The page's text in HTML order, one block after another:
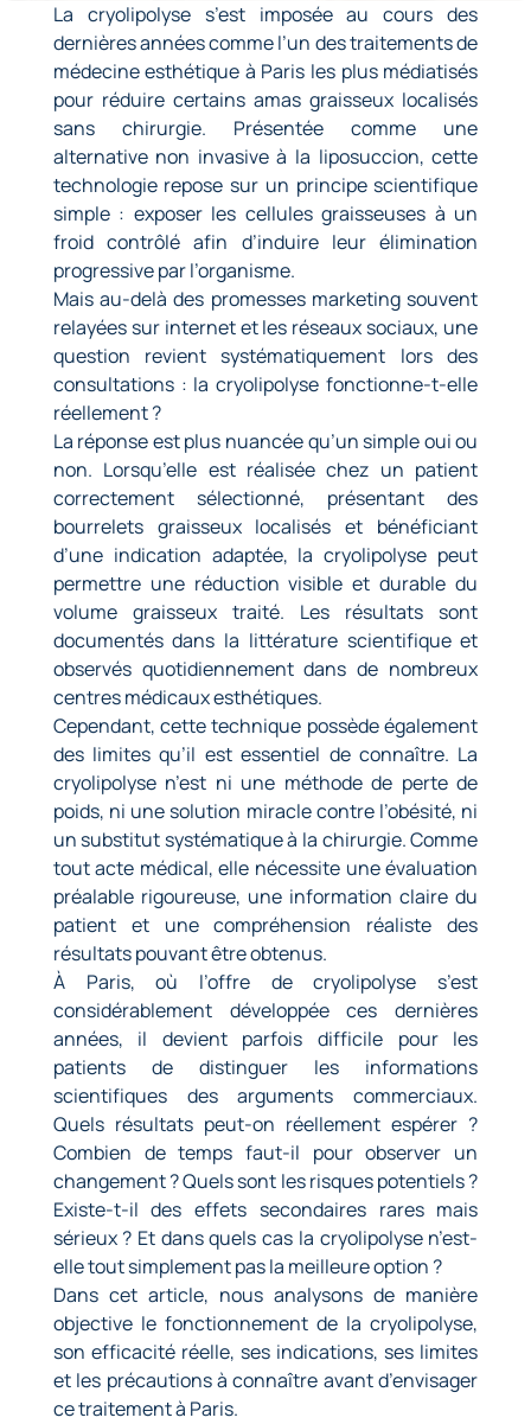
La cryolipolyses’est imposée au cours des
dernières années comme l’un des traitements de
médecine esthétique à Paris les plus médiatisés
pour réduire certains amas graisseux localisés
sans chirurgie. Présentée comme une
alternative non invasive à la liposuccion, cette
technologie repose sur un principe scientifique
simple : exposer les cellules graisseuses à un
froid contrôlé afin d’induire leur élimination
progressive par l’organisme.
Mais au-delà des promesses marketing souvent
relayées sur internet et les réseaux sociaux, une
question revient systématiquement lors des
consultations : la cryolipolyse fonctionne-t-elle
réellement ?
La réponse est plus nuancée qu’un simple oui ou
non. Lorsqu’elle est réalisée chez un patient
correctement sélectionné, présentant des
bourrelets graisseux localisés et bénéficiant
d’une indication adaptée, la cryolipolyse peut
permettre une réduction visible et durable du
volume graisseux traité. Les résultats sont
documentés dans la littérature scientifique et
observés quotidiennement dans de nombreux
centres médicaux esthétiques.
Cependant, cette technique possède également
des limites qu’il est essentiel de connaître. La
cryolipolyse n’est ni une méthode de perte de
poids, ni une solution miracle contre l’obésité, ni
un substitut systématique à la chirurgie. Comme
tout acte médical, elle nécessite une évaluation
préalable rigoureuse, une information claire du
patient et une compréhension réaliste des
résultats pouvant être obtenus.
À Paris, où l’offre de cryolipolyse s’est
considérablement développée ces dernières
années, il devient parfois difficile pour les
patients de distinguer les informations
scientifiques des arguments commerciaux.
Quels résultats peut-on réellement espérer ?
Combien de temps faut-il pour observer un
changement ? Quels sont les risques potentiels ?
Existe-t-il des effets secondaires rares mais
sérieux ? Et dans quels cas la cryolipolyse n’est-
elle tout simplement pas la meilleure option ?
Dans cet article, nous analysons de manière
objective le fonctionnement de la cryolipolyse,
son efficacité réelle, ses indications, ses limites
et les précautions à connaître avant d’envisager
ce traitement à Paris.